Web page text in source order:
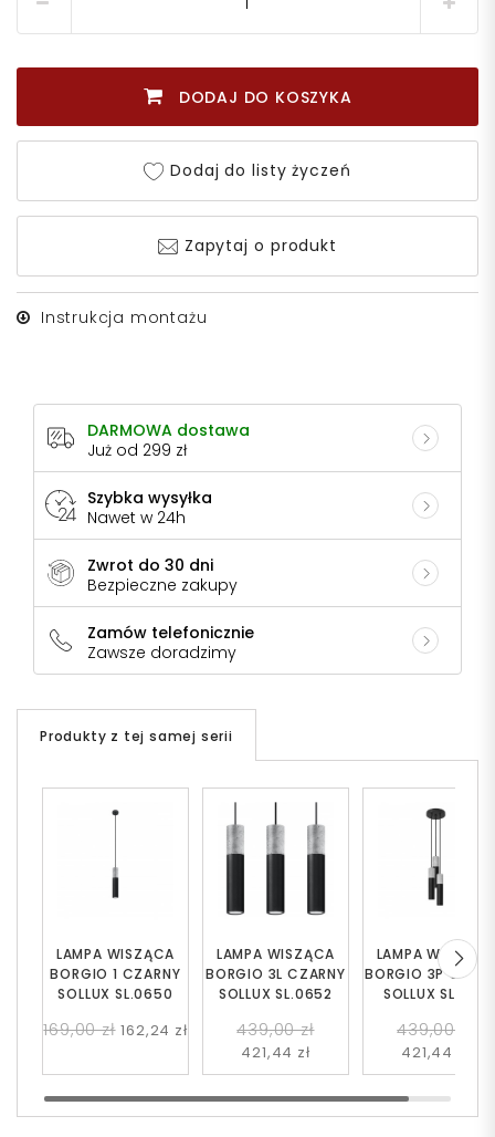
DODAJ DO KOSZYKA
Dodaj do listy życzeń
Zapytaj o produkt
Instrukcja montażu
DARMOWA dostawa
Już od 299 zł
Szybka wysyłka
Nawet w 24h
Zwrot do 30 dni
Bezpieczne zakupy
Zamów telefonicznie
Zawsze doradzimy
Produkty z tej samej serii
LAMPA WISZĄCA
BORGIO 1 CZARNY
SOLLUX SL.0650
169,00 zł 162,24 zł
LAMPA WISZĄCA
BORGIO 3L CZARNY
SOLLUX SL.0652
439,00 zł
421,44 zł
LAMPA WISZĄCA
BORGIO 3P
SOLLUX SL.1081
439,00 zł
421,44 zł